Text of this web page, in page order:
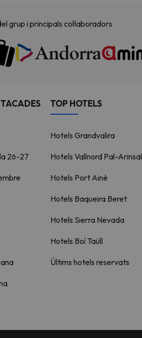
grup i principals col·laboradors
26-27
TOP HOTELS
Hotels Grandvalira
Hotels Vallnord Pal-Arinsal
Hotels Port Ainé
Hotels Baqueira Beret
Hotels Sierra Nevada
Hotels Boí Taüll
Últims hotels reservats